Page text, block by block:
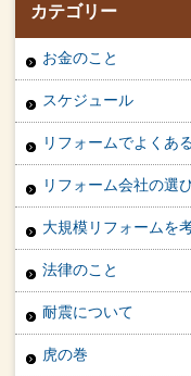
カテゴリー
お金のこと
スケジュール
リフォームでよくあ
リフォーム会社の選
大規模リフォームを
法律のこと
耐震について
虎の巻